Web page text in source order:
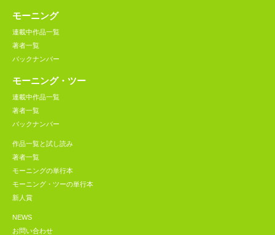
モーニング
連載中作品一覧
著者一覧
バックナンバー
モーニング・ツー
連載中作品一覧
著者一覧
バックナンバー
作品一覧と試し読み
著者一覧
モーニングの単行本
モーニング・ツーの単行本
新人賞
NEWS
お問い合わせ